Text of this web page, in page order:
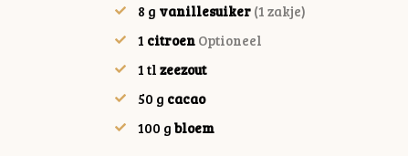
8 g vanillesuiker (1 zakje)
1 citroen Optioneel
1 tl zeezout
50 g cacao
100 g bloem